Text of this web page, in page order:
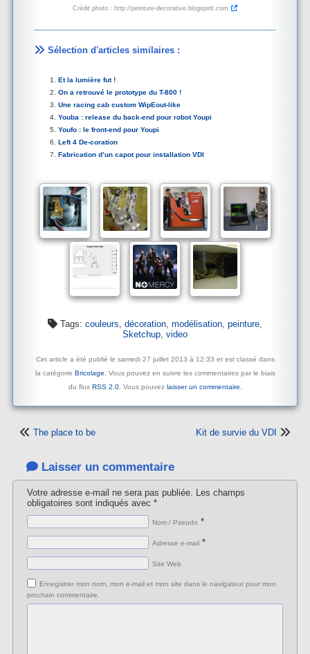
Crédit photo : http://peinture-decorative.blogspirit.com
Sélection d'articles similaires :
Et la lumière fut !
On a retrouvé le prototype du T-800 !
Une racing cab custom WipEout-like
Youba : release du back-end pour robot Youpi
Youfo : le front-end pour Youpi
Left 4 De-coration
Fabrication d’un capot pour installation VDI
Tags: couleurs, décoration, modélisation, peinture,
Sketchup, video
Cet article a été publié le samedi 27 juillet 2013 à 12:33 et est classé dans
la catégorie Bricolage . Vous pouvez en suivre les commentaires par le biais
du flux RSS 2.0. Vous pouvez laisser un commentaire
The place to be Kit de survie du VDI
Laisser un commentaire
Votre adresse e-mail ne sera pas publiée. Les champs
obligatoires sont indiqués avec *
Nom / Pseudo *
Adresse e-mail *
Site Web
Enregistrer mon nom, mon e-mail et mon site dans le navigateur pour mon
prochain commentaire.